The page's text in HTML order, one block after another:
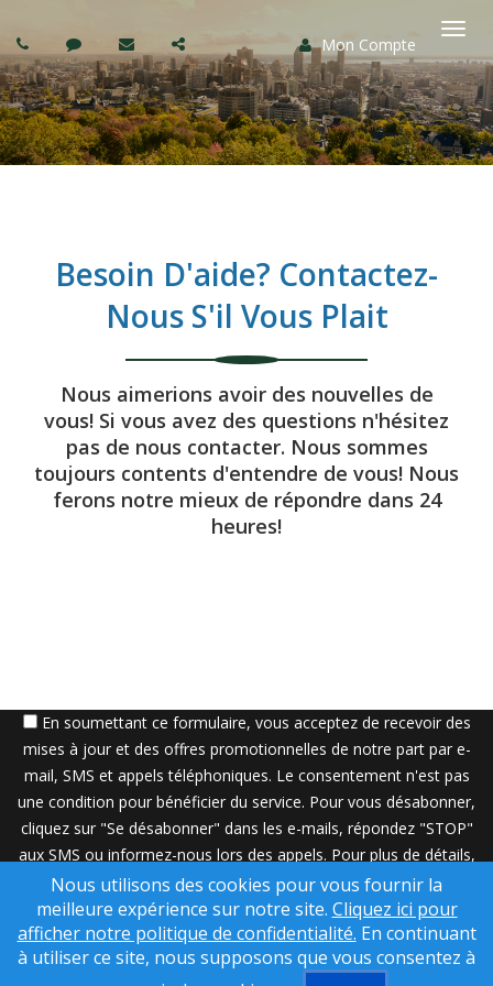
Mon Compte
la
Besoin D'aide? Contactez-
Nous S'il Vous Plait
Nous aimerions avoir des nouvelles de
vous! Si vous avez des questions n'hésitez
pas de nous contacter. Nous sommes
toujours contents d'entendre de vous! Nous
ferons notre mieux de répondre dans 24
heures!
En soumettant ce formulaire, vous acceptez de recevoir des
mises à jour et des offres promotionnelles de notre part par e-
mail, SMS et appels téléphoniques. Le consentement n'est pas
une condition pour bénéficier du service. Pour vous désabonner,
cliquez sur "Se désabonner" dans les e-mails, répondez "STOP"
aux SMS ou informez-nous lors des appels. Pour plus de détails,
veuillez consulter notrePolitique de confidentialité
Une solution SuccessWebsite® propriété de © ConsulNet
Computing Inc. 1998- 2026 (tous droits réservés)
Contenu utilisé sous licence de Craig Proctor Productions Inc.
Nous utilisons des cookies pour vous fournir la
meilleure expérience sur notre site. Cliquez ici pour
afficher notre politique de confidentialité. En continuant
à utiliser ce site, nous supposons que vous consentez à